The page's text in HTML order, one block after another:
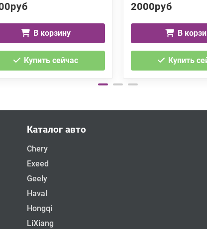
В корзину
Купить сейчас
2000руб
В
Купить
Каталог авто
Chery
Exeed
Geely
Haval
Hongqi
LiXiang